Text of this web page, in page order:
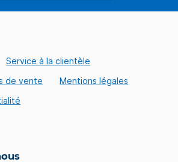
Service à la clientèle
de vente
Mentions légales